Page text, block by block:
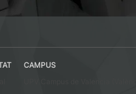
CAMPUS